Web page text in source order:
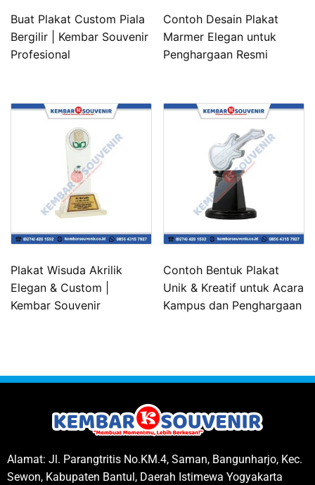
Buat Plakat Custom Piala
Bergilir | Kembar Souvenir
Profesional
Contoh Desain Plakat
Marmer Elegan untuk
Penghargaan Resmi
Plakat Wisuda Akrilik
Elegan & Custom |
Kembar Souvenir
Contoh Bentuk Plakat
Unik & Kreatif untuk Acara
Kampus dan Penghargaan
Alamat: Jl. Parangtritis No.KM.4, Saman, Bangunharjo, Kec.
Sewon, Kabupaten Bantul, Daerah Istimewa Yogyakarta